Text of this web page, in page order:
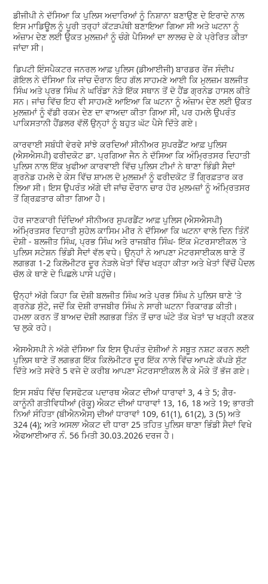
ਡੀਜੀਪੀ ਨੇ ਦੱਸਿਆ ਕਿ ਪੁਲਿਸ ਅਦਾਰਿਆਂ ਨੂੰ ਨਿਸ਼ਾਨਾ ਬਣਾਉਣ ਦੇ ਇਰਾਦੇ ਨਾਲ
ਇਸ ਮਾਡਿਊਲ ਨੂੰ ਪੂਰੀ ਤਰ੍ਹਾਂ ਕੱਟੜਪੰਥੀ ਬਣਾਇਆ ਗਿਆ ਸੀ ਅਤੇ ਘਟਨਾ ਨੂੰ
ਅੰਜ਼ਾਮ ਦੇਣ ਲਈ ਉਕਤ ਮੁਲਜ਼ਮਾਂ ਨੂੰ ਚੰਗੇ ਪੈਸਿਆਂ ਦਾ ਲਾਲਚ ਦੇ ਕੇ ਪ੍ਰੇਰਿਤ ਕੀਤਾ
ਜਾਂਦਾ ਸੀ।
ਡਿਪਟੀ ਇੰਸਪੈਕਟਰ ਜਨਰਲ ਆਫ਼ ਪੁਲਿਸ (ਡੀਆਈਜੀ) ਬਾਰਡਰ ਰੇਂਜ ਸੰਦੀਪ
ਗੋਇਲ ਨੇ ਦੱਸਿਆ ਕਿ ਜਾਂਚ ਦੌਰਾਨ ਇਹ ਗੱਲ ਸਾਹਮਣੇ ਆਈ ਕਿ ਮੁਲਜ਼ਮ ਬਲਜੀਤ
ਸਿੰਘ ਅਤੇ ਪ੍ਰਭ ਸਿੰਘ ਨੇ ਘਰਿੰਡਾ ਨੇੜੇ ਇੱਕ ਸਥਾਨ ਤੋਂ ਦੋ ਹੈਂਡ ਗ੍ਰਨੇਡ ਹਾਸਲ ਕੀਤੇ
ਸਨ। ਜਾਂਚ ਵਿੱਚ ਇਹ ਵੀ ਸਾਹਮਣੇ ਆਇਆ ਕਿ ਘਟਨਾ ਨੂੰ ਅੰਜ਼ਾਮ ਦੇਣ ਲਈ ਉਕਤ
ਮੁਲਜ਼ਮਾਂ ਨੂੰ ਵੱਡੀ ਰਕਮ ਦੇਣ ਦਾ ਵਾਅਦਾ ਕੀਤਾ ਗਿਆ ਸੀ, ਪਰ ਹਮਲੇ ਉਪਰੰਤ
ਪਾਕਿਸਤਾਨੀ ਹੈਂਡਲਰ ਵੱਲੋਂ ਉਨ੍ਹਾਂ ਨੂੰ ਬਹੁਤ ਘੱਟ ਪੈਸੇ ਦਿੱਤੇ ਗਏ।
ਕਾਰਵਾਈ ਸਬੰਧੀ ਵੇਰਵੇ ਸਾਂਝੇ ਕਰਦਿਆਂ ਸੀਨੀਅਰ ਸੁਪਰਡੈਂਟ ਆਫ਼ ਪੁਲਿਸ
(ਐਸਐਸਪੀ) ਫਰੀਦਕੋਟ ਡਾ. ਪ੍ਰਗਿਆ ਜੈਨ ਨੇ ਦੱਸਿਆ ਕਿ ਅੰਮ੍ਰਿਤਸਰ ਦਿਹਾਤੀ
ਪੁਲਿਸ ਨਾਲ ਇੱਕ ਖੁਫੀਆ ਕਾਰਵਾਈ ਵਿੱਚ ਪੁਲਿਸ ਟੀਮਾਂ ਨੇ ਥਾਣਾ ਭਿੰਡੀ ਸੈਦਾਂ
ਗ੍ਰਨੇਡ ਹਮਲੇ ਦੇ ਕੇਸ ਵਿੱਚ ਸ਼ਾਮਲ ਦੋ ਮੁਲਜ਼ਮਾਂ ਨੂੰ ਫਰੀਦਕੋਟ ਤੋਂ ਗ੍ਰਿਫ਼ਤਾਰ ਕਰ
ਲਿਆ ਸੀ। ਇਸ ਉਪਰੰਤ ਅੱਗੇ ਦੀ ਜਾਂਚ ਦੌਰਾਨ ਚਾਰ ਹੋਰ ਮੁਲਮਜ਼ਾਂ ਨੂੰ ਅੰਮ੍ਰਿਤਸਰ
ਤੋਂ ਗ੍ਰਿਫ਼ਤਾਰ ਕੀਤਾ ਗਿਆ ਹੈ।
ਹੋਰ ਜਾਣਕਾਰੀ ਦਿੰਦਿਆਂ ਸੀਨੀਅਰ ਸੁਪਰਡੈਂਟ ਆਫ਼ ਪੁਲਿਸ (ਐਸਐਸਪੀ)
ਅੰਮ੍ਰਿਤਸਰ ਦਿਹਾਤੀ ਸੁਹੇਲ ਕਾਸਿਮ ਮੀਰ ਨੇ ਦੱਸਿਆ ਕਿ ਘਟਨਾ ਵਾਲੇ ਦਿਨ ਤਿੰਨੋਂ
ਦੋਸ਼ੀ - ਬਲਜੀਤ ਸਿੰਘ, ਪ੍ਰਭ ਸਿੰਘ ਅਤੇ ਰਾਜਬੀਰ ਸਿੰਘ- ਇੱਕ ਮੋਟਰਸਾਈਕਲ 'ਤੇ
ਪੁਲਿਸ ਸਟੇਸ਼ਨ ਭਿੰਡੀ ਸੈਦਾਂ ਵੱਲ ਵਧੇ। ਉਨ੍ਹਾਂ ਨੇ ਆਪਣਾ ਮੋਟਰਸਾਈਕਲ ਥਾਣੇ ਤੋਂ
ਲਗਭਗ 1-2 ਕਿਲੋਮੀਟਰ ਦੂਰ ਨੇੜਲੇ ਖੇਤਾਂ ਵਿੱਚ ਖੜ੍ਹਾ ਕੀਤਾ ਅਤੇ ਖੇਤਾਂ ਵਿੱਚੋਂ ਪੈਦਲ
ਚੱਲ ਕੇ ਥਾਣੇ ਦੇ ਪਿਛਲੇ ਪਾਸੇ ਪਹੁੰਚੇ।
ਉਨ੍ਹਾਂ ਅੱਗੇ ਕਿਹਾ ਕਿ ਦੋਸ਼ੀ ਬਲਜੀਤ ਸਿੰਘ ਅਤੇ ਪ੍ਰਭ ਸਿੰਘ ਨੇ ਪੁਲਿਸ ਥਾਣੇ 'ਤੇ
ਗ੍ਰਨੇਡ ਸੁੱਟੇ, ਜਦੋਂ ਕਿ ਦੋਸ਼ੀ ਰਾਜਬੀਰ ਸਿੰਘ ਨੇ ਸਾਰੀ ਘਟਨਾ ਰਿਕਾਰਡ ਕੀਤੀ।
ਹਮਲਾ ਕਰਨ ਤੋਂ ਬਾਅਦ ਦੋਸ਼ੀ ਲਗਭਗ ਤਿੰਨ ਤੋਂ ਚਾਰ ਘੰਟੇ ਤੱਕ ਖੇਤਾਂ ‘ਚ ਖੜ੍ਹੀ ਕਣਕ
‘ਚ ਲੁਕੇ ਰਹੇ।
ਐਸਐਸਪੀ ਨੇ ਅੱਗੇ ਦੱਸਿਆ ਕਿ ਇਸ ਉਪਰੰਤ ਦੋਸ਼ੀਆਂ ਨੇ ਸਬੂਤ ਨਸ਼ਟ ਕਰਨ ਲਈ
ਪੁਲਿਸ ਥਾਣੇ ਤੋਂ ਲਗਭਗ ਇੱਕ ਕਿਲੋਮੀਟਰ ਦੂਰ ਇੱਕ ਨਾਲੇ ਵਿੱਚ ਆਪਣੇ ਕੱਪੜੇ ਸੁੱਟ
ਦਿੱਤੇ ਅਤੇ ਸਵੇਰੇ 5 ਵਜੇ ਦੇ ਕਰੀਬ ਆਪਣਾ ਮੋਟਰਸਾਈਕਲ ਲੈ ਕੇ ਮੌਕੇ ਤੋਂ ਭੱਜ ਗਏ।
ਇਸ ਸਬੰਧ ਵਿੱਚ ਵਿਸਫੋਟਕ ਪਦਾਰਥ ਐਕਟ ਦੀਆਂ ਧਾਰਾਵਾਂ 3, 4 ਤੇ 5; ਗੈਰ-
ਕਾਨੂੰਨੀ ਗਤੀਵਿਧੀਆਂ (ਰੋਕੂ) ਐਕਟ ਦੀਆਂ ਧਾਰਾਵਾਂ 13, 16, 18 ਅਤੇ 19; ਭਾਰਤੀ
ਨਿਆਂ ਸੰਹਿਤਾ (ਬੀਐਨਐਸ) ਦੀਆਂ ਧਾਰਾਵਾਂ 109, 61(1), 61(2), 3 (5) ਅਤੇ
324 (4); ਅਤੇ ਅਸਲਾ ਐਕਟ ਦੀ ਧਾਰਾ 25 ਤਹਿਤ ਪੁਲਿਸ ਥਾਣਾ ਭਿੰਡੀ ਸੈਦਾਂ ਵਿਖੇ
ਐਫਆਈਆਰ ਨੰ. 56 ਮਿਤੀ 30.03.2026 ਦਰਜ ਹੈ।